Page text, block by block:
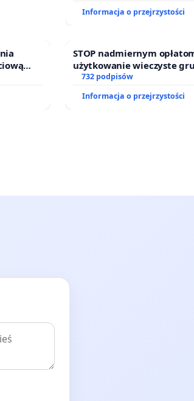
sędziów
Informacja o przejrzystości
STOP nadmiernym
użytkowanie wieczyste
zajmowanych przez
732 podpisów
Informacja o przejrzystości